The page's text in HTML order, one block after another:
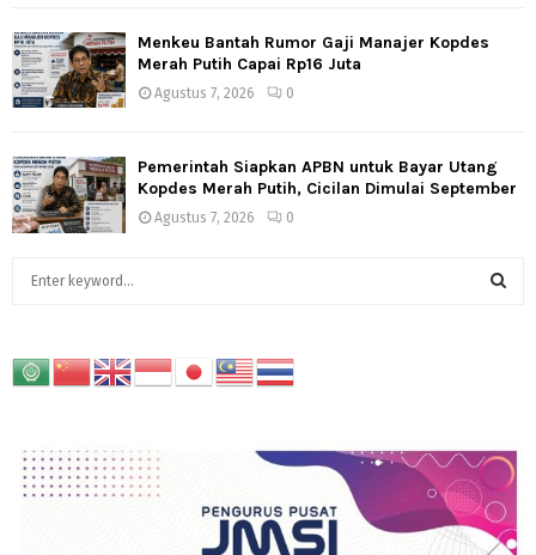
Menkeu Bantah Rumor Gaji Manajer Kopdes
Merah Putih Capai Rp16 Juta
Agustus 7, 2026 0
Pemerintah Siapkan APBN untuk Bayar Utang
Kopdes Merah Putih, Cicilan Dimulai September
Agustus 7, 2026 0
c
C